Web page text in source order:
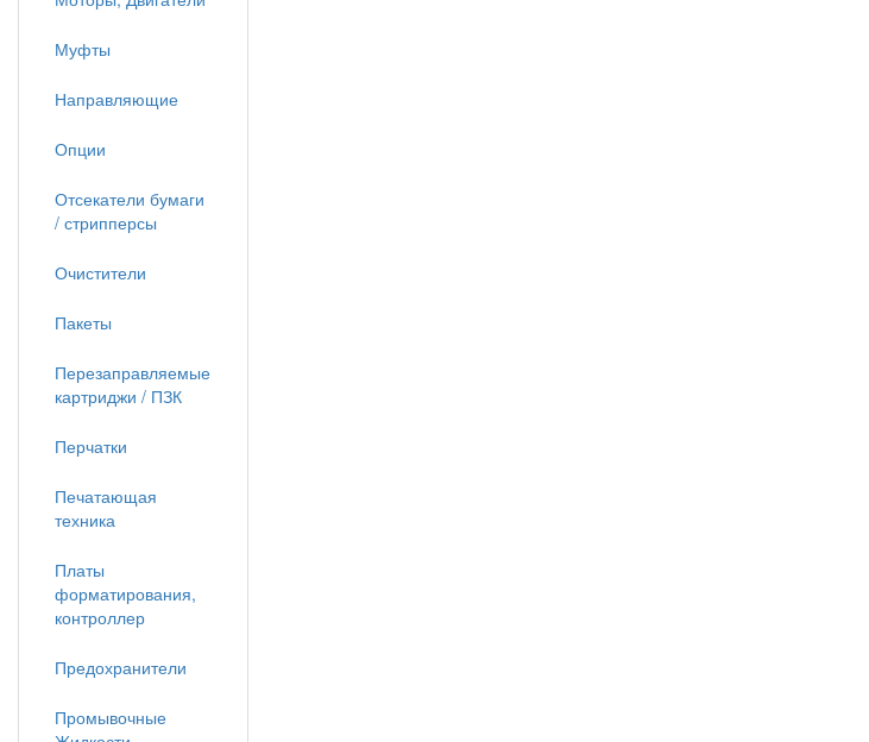
Муфты
Направляющие
Опции
Отсекатели бумаги
/ стрипперсы
Очистители
Пакеты
Перезаправляемые
картриджи / ПЗК
Перчатки
Печатающая
техника
Платы
форматирования,
контроллер
Предохранители
Промывочные